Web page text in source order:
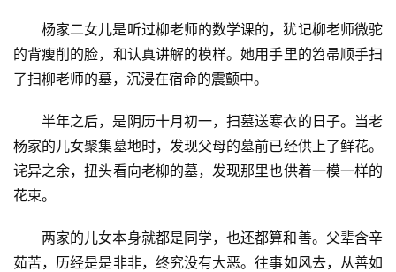
杨家二女儿是听过柳老师的数学课的，犹记柳老师微驼
的背瘦削的脸，和认真讲解的模样。她用手里的笤帚顺手扫
了扫柳老师的墓，沉浸在宿命的震颤中。
半年之后，是阴历十月初一，扫墓送寒衣的日子。当老
杨家的儿女聚集墓地时，发现父母的墓前已经供上了鲜花。
诧异之余，扭头看向老柳的墓，发现那里也供着一模一样的
花束。
两家的儿女本身就都是同学，也还都算和善。父辈含辛
茹苦，历经是是非非，终究没有大恶。往事如风去，从善如